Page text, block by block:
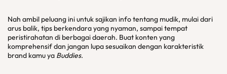
Nah ambil peluang ini untuk sajikan info tentang mudik, mulai dari
arus balik, tips berkendara yang nyaman, sampai tempat
peristirahatan di berbagai daerah. Buat konten yang
komprehensif dan jangan lupa sesuaikan dengan karakteristik
brand kamu ya Buddies.